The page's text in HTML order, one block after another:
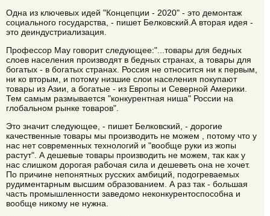
Одна из ключевых идей "Концепции - 2020" - это демонтаж
социального государства, - пишет Белковский.А вторая идея -
это деиндустриализация.
Профессор Мау говорит следующее:"...товары для бедных
слоев населения производят в бедных странах, а товары для
богатых - в богатых странах. Россия не относится ни к первым,
ни ко вторым, и потому низшие слои населения покупают
товары из Азии, а богатые - из Европы и Северной Америки.
Тем самым размывается "конкурентная ниша" России на
глобальном рынке товаров".
Это значит следующее, - пишет Белковский, - дорогие
качественные товары мы производить не можем , потому что у
нас нет современных технологий и "вообще руки из жопы
растут". А дешевые товары производить не можем, так как у
нас слишком дорогая рабочая сила и дешеветь она не хочет.
По причине непонятных русских амбиций, подогреваемых
рудиментарным высшим образованием. А раз так - большая
часть промышленности заведомо неконкурентоспособна и
вообще никому не нужна.